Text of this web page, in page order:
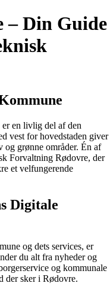
– Din Guide
en livlig del af den
vest for hovedstaden giver
grønne områder. Én af
Forvaltning Rødovre, der
et velfungerende
Digitale
og dets services, er
du alt fra nyheder og
og kommunale
der sker i Rødovre.